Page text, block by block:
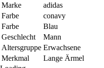
Marke
adidas
Farbe
conavy
Farbe
Blau
Geschlecht
Mann
Altersgruppe Erwachsene
Merkmal
Lange Ärmel